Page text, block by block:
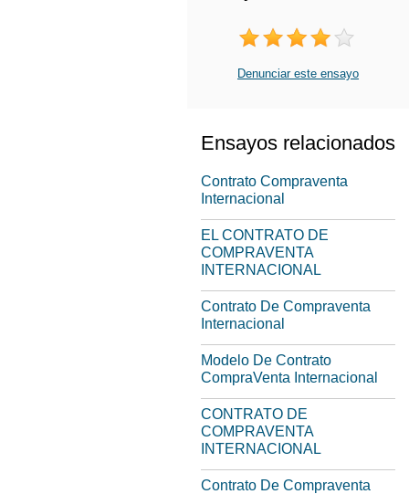
Denunciar este ensayo
Ensayos relacionados
Contrato Compraventa
Internacional
EL CONTRATO DE
COMPRAVENTA
INTERNACIONAL
Contrato De Compraventa
Internacional
Modelo De Contrato
CompraVenta Internacional
CONTRATO DE
COMPRAVENTA
INTERNACIONAL
Contrato De Compraventa